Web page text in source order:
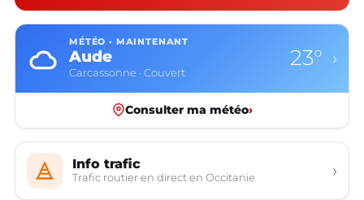
MÉTÉO · MAINTENANT
Aveyron
Rodez · Partiellement nuageux
22° ›
Consulter ma météo›
Info trafic
Trafic routier en direct en Occitanie ›